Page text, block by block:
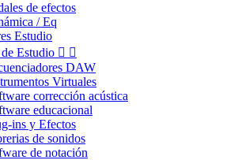
de efectos
/ Eq
Estudio
Estudio  
DAW
Virtuales
corrección acústica
educacional
ins y Efectos
de sonidos
de notación